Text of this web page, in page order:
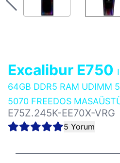
Excalibur E750
64GB DDR5 RAM UDIMM
5070 FREEDOS
E75Z.245K-EE70X-VRG
5 Yorum